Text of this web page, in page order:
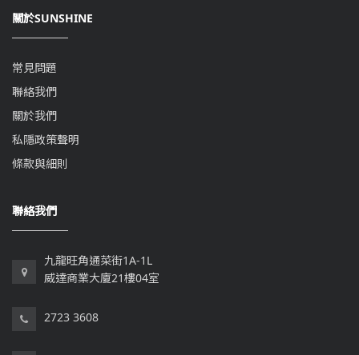
關於SUNSHINE
常見問題
聯絡我們
關於我們
私隱政策聲明
條款與細則
聯絡我們
九龍旺角通菜街1A-1L
威達商業大廈21樓04室
2723 3608